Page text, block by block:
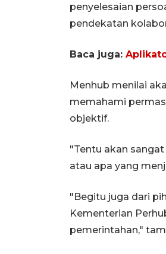
penyelesaian
pendekatan
Baca juga:
Menhub menilai
memahami
objektif.
"Tentu akan
atau apa yang
"Begitu juga dari
Kementerian
pemerintahan,"